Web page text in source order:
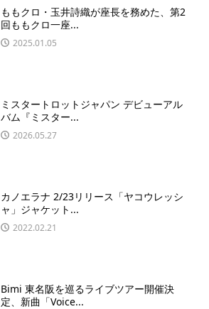
ももクロ・玉井詩織が座長を務めた、第2
回ももクロ一座...
2025.01.05
ミスタートロットジャパン デビューアル
バム『ミスター...
2026.05.27
カノエラナ 2/23リリース「ヤコウレッシ
ャ」ジャケット...
2022.02.21
Bimi 東名阪を巡るライブツアー開催決
定、新曲「Voice...